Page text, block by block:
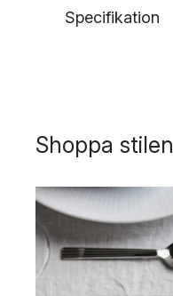
Specifikation
Shoppa stilen